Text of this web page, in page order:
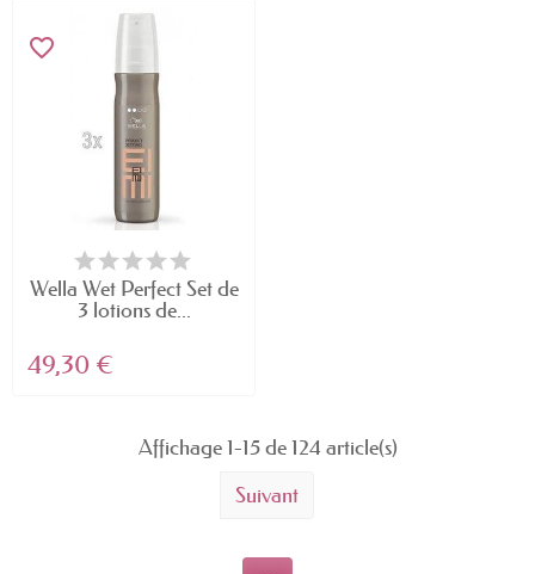
favorite_border
Wella Wet Perfect Set de
3 lotions de...
49,30 €
Affichage 1-15 de 124 article(s)
Suivant